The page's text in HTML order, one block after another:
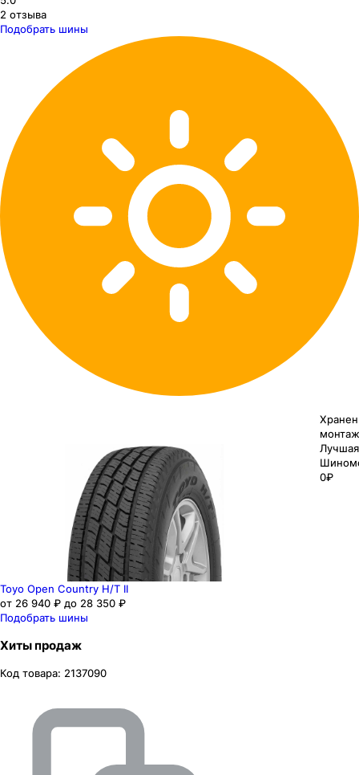
2 отзыва
Подобрать шины
0₽
Toyo Open Country H/T II
от 26 940 ₽ до 28 350 ₽
Подобрать шины
Хиты продаж
Код товара: 2137090